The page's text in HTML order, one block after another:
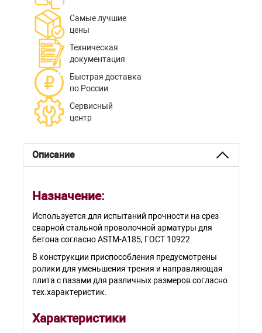
Самые лучшие
цены
Техническая
документация
Быстрая доставка
по России
Сервисный
центр
Описание
Назначение:
Используется для испытаний прочности на срез
сварной стальной проволочной арматуры для
бетона согласно ASTM-A185, ГОСТ 10922.
В конструкции приспособления предусмотрены
ролики для уменьшения трения и направляющая
плита с пазами для различных размеров согласно
тех.характеристик.
Характеристики